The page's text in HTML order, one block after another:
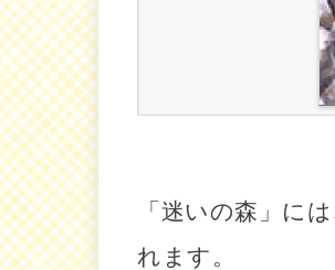
「迷いの森」に
れます。